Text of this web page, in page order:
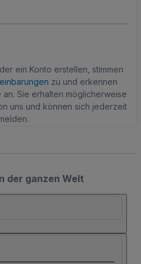
ein Konto erstellen, stimmen
zu und erkennen
an. Sie erhalten möglicherweise
uns und können sich jederzeit
der ganzen Welt